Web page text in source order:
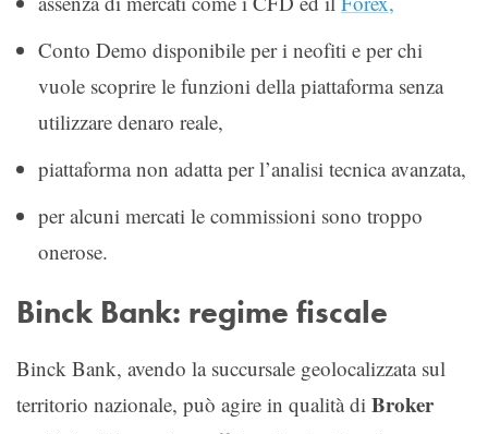
Conto Demo disponibile per i neofiti e per chi
vuole scoprire le funzioni della piattaforma senza
utilizzare denaro reale,
piattaforma non adatta per l’analisi tecnica avanzata,
per alcuni mercati le commissioni sono troppo
onerose.
Binck Bank: regime fiscale
Binck Bank, avendo la succursale geolocalizzata sul
territorio nazionale, può agire in qualità di Broker